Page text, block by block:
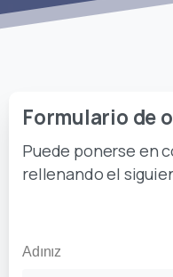
Formulario de
Puede ponerse en
rellenando el
Adınız